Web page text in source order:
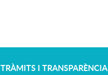
TRÀMITS I TRANSPARÈNCIA